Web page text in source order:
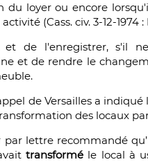
loyer ou encore
(Cass. civ. 3-12-1974 :
de l'enregistrer, s'il
et de rendre le
de Versailles a indiqué
des locaux
par lettre recommandé
transformé le local à